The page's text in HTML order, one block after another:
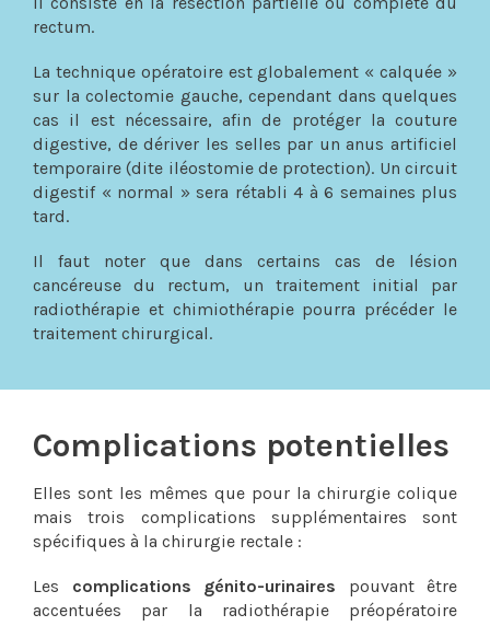
rectum.
La technique opératoire est globalement « calquée »
sur la colectomie gauche, cependant dans quelques
cas il est nécessaire, afin de protéger la couture
digestive, de dériver les selles par un anus artificiel
temporaire (dite iléostomie de protection). Un circuit
digestif « normal » sera rétabli 4 à 6 semaines plus
tard.
Il faut noter que dans certains cas de lésion
cancéreuse du rectum, un traitement initial par
radiothérapie et chimiothérapie pourra précéder le
traitement chirurgical.
Complications potentielles
Elles sont les mêmes que pour la chirurgie colique
mais trois complications supplémentaires sont
spécifiques à la chirurgie rectale :
Les complications génito-urinaires pouvant être
accentuées par la radiothérapie préopératoire